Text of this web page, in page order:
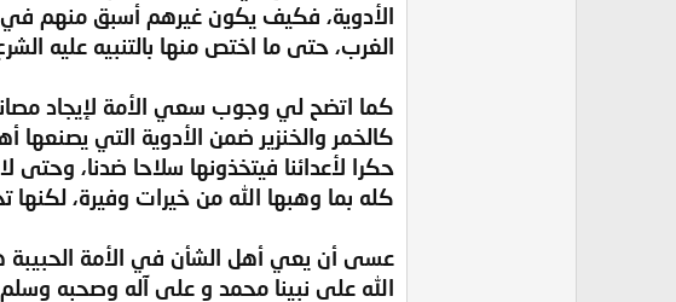
الأدوية، فكيف يكون غيرهم أسبق منهم في
الغرب، حتى ما اختص منها بالتنبيه عليه
كما اتضح لي وجوب سعي الأمة لإيجاد
كالخمر والخنزير ضمن الأدوية التي يصنعها
حكرا لأعدائنا فيتخذونها سلاحا ضدنا،
كله بما وهبها الله من خيرات وفيرة،
عسى أن يعي أهل الشأن في الأمة الحبيبة
الله على نبينا محمد و على آله وصحبه